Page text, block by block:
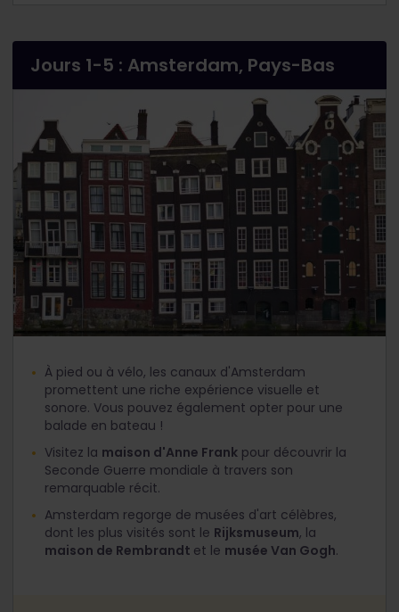
Jours 1-5 : Amsterdam, Pays-Bas
À pied ou à vélo, les canaux d'Amsterdam
promettent une riche expérience visuelle et
sonore. Vous pouvez également opter pour une
balade en bateau !
Visitez la maison d'Anne Frank pour découvrir la
Seconde Guerre mondiale à travers son
remarquable récit.
Amsterdam regorge de musées d'art célèbres,
dont les plus visités sont le Rijksmuseum, la
maison de Rembrandt et le musée Van Gogh.